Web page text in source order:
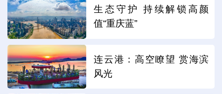
生态守护 持续解锁高颜
值“重庆蓝”
连云港：高空瞭望 赏海滨
风光